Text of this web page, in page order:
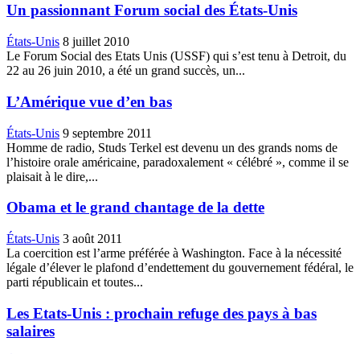
Un passionnant Forum social des États-Unis
États-Unis 8 juillet 2010
Le Forum Social des Etats Unis (USSF) qui s’est tenu à Detroit, du
22 au 26 juin 2010, a été un grand succès, un...
L’Amérique vue d’en bas
États-Unis 9 septembre 2011
Homme de radio, Studs Terkel est devenu un des grands noms de
l’histoire orale américaine, paradoxalement « célébré », comme il se
plaisait à le dire,...
Obama et le grand chantage de la dette
États-Unis 3 août 2011
La coercition est l’arme préférée à Washington. Face à la nécessité
légale d’élever le plafond d’endettement du gouvernement fédéral, le
parti républicain et toutes...
Les Etats-Unis : prochain refuge des pays à bas
salaires